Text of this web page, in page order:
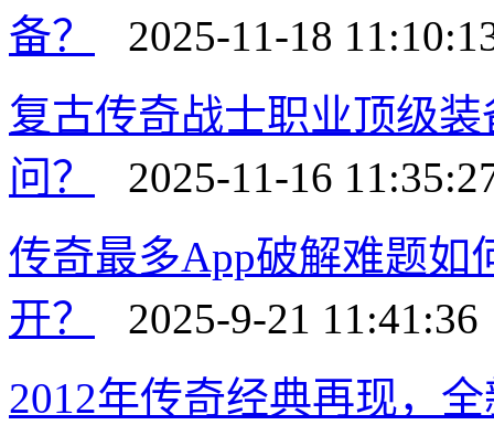
备？
2025-11-18
复古传奇战士职业顶级
问？
2025-11-16
传奇最多App破解难题如
开？
2025-9-21 11:41:36
2012年传奇经典再现，